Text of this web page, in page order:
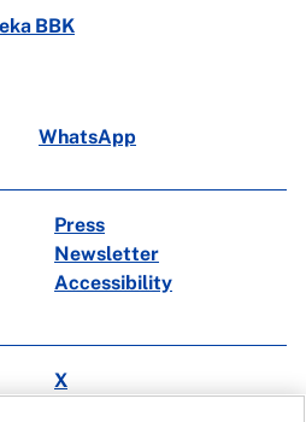
BBK
WhatsApp
Press
Newsletter
Accessibility
X